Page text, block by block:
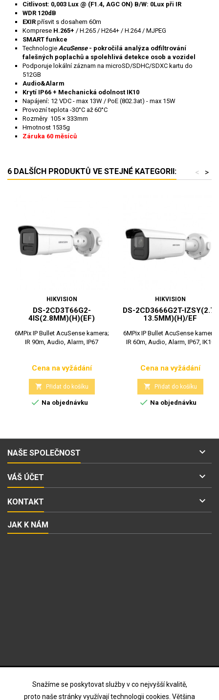
Snažíme se poskytovat služby v co nejvyšší kvalitě,
proto naše stránky využívají technologii cookies. Většina
Citlivost: 0,003 Lux @ (F1.4, AGC ON) B/W: 0Lux při IR
WDR 120dB
EXIR přísvit s dosahem 60m
Komprese H.265+ / H.265 / H264+ / H.264 / MJPEG
SMART funkce
Technologie AcuSense- pokročilá analýza odfiltrování
falešných poplachů a spolehlivá detekce osob a vozidel
Podporuje lokální záznam na microSD/SDHC/SDXC kartu do
512GB
Audio&Alarm
Krytí IP66 + Mechanická odolnost IK10
Napájení: 12 VDC - max 13W / PoE (802.3at) - max 15W
Provozní teplota -30°C až 60°C
Rozměry 105 × 333mm
Hmotnost 1535g
Záruka 60 měsíců
6 DALŠÍCH PRODUKTŮ VE STEJNÉ KATEGORII: >
<
HIKVISION
DS-2CD3T66G2-
4IS(2.8MM)(H)(EF)
6MPix IP Bullet AcuSense kamera;
IR 90m, Audio, Alarm, IP67
Cena
Cena na vyžádání
 Přidat do košíku
 Na objednávku
HIKVISION
DS-2CD3666G2T-IZSY(2.7-
13.5MM)(H)/EF
6MPix IP Bullet AcuSense kamera;
IR 60m, Audio, Alarm, IP67, IK10
Cena
Cena na vyžádání
 Přidat do košíku
 Na objednávku
NAŠE SPOLEČNOST 
VÁŠ ÚČET 
KONTAKT 
JAK K NÁM